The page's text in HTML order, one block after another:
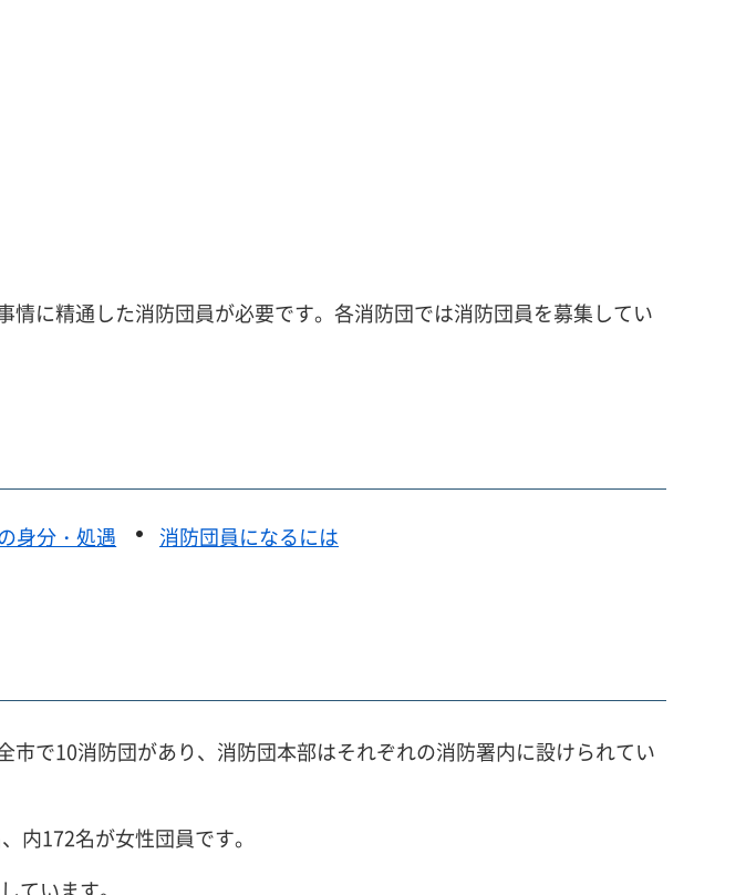
に精通した消防団員が必要です。各消防団では消防団員を募集してい
身分・処遇 消防団員になるには
で10消防団があり、消防団本部はそれぞれの消防署内に設けられてい
内172名が女性団員です。